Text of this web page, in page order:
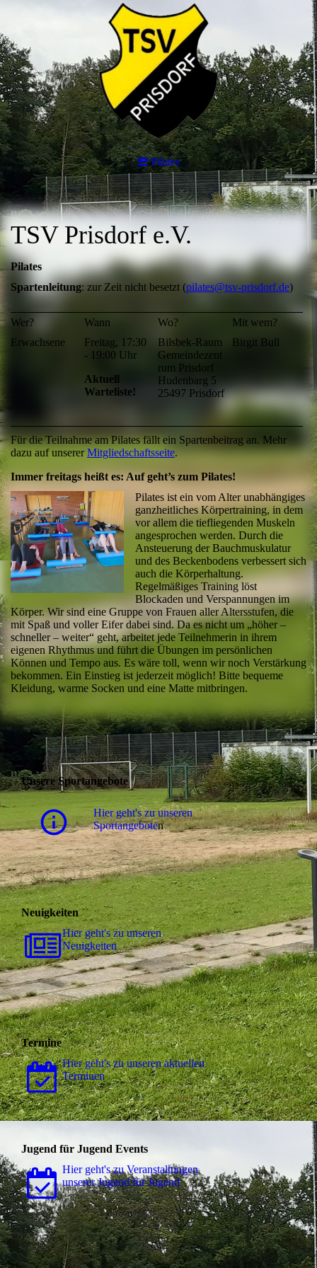
Pilates
TSV Prisdorf e.V.
Pilates
Spartenleitung: zur Zeit nicht besetzt (pilates@tsv-prisdorf.de)
Wer? Wann Wo?
Mit wem?
Erwachsene
Freitag, 17:30
- 19:00 Uhr
Aktuell
Warteliste!
Bilsbek-Raum
Gemeindezent
rum Prisdorf
Hudenbarg 5
25497 Prisdorf
Birgit Bull
Für die Teilnahme am Pilates fällt ein Spartenbeitrag an. Mehr
dazu auf unsererMitgliedschaftsseite.
Immer freitags heißt es: Auf geht’s zum Pilates!
Pilates ist ein vom Alter unabhängiges
ganzheitliches Körpertraining, in dem
vor allem die tiefliegenden Muskeln
angesprochen werden. Durch die
Ansteuerung der Bauchmuskulatur
und des Beckenbodens verbessert sich
auch die Körperhaltung.
Regelmäßiges Training löst
Blockaden und Verspannungen im
Körper. Wir sind eine Gruppe von Frauen aller Altersstufen, die
mit Spaß und voller Eifer dabei sind. Da es nicht um „höher –
schneller – weiter“ geht, arbeitet jede Teilnehmerin in ihrem
eigenen Rhythmus und führt die Übungen im persönlichen
Können und Tempo aus. Es wäre toll, wenn wir noch Verstärkung
bekommen. Ein Einstieg ist jederzeit möglich! Bitte bequeme
Kleidung, warme Socken und eine Matte mitbringen.
Unsere Sportangebote
Hier geht's zu unseren
Sportangeboten
Neuigkeiten
Hier geht's zu unseren
Neuigkeiten
Termine
Hier geht's zu unseren aktuellen
Terminen
Jugend für Jugend Events
Hier geht's zu Ver­an­stal­tungen
unserer Jugend für Jugend